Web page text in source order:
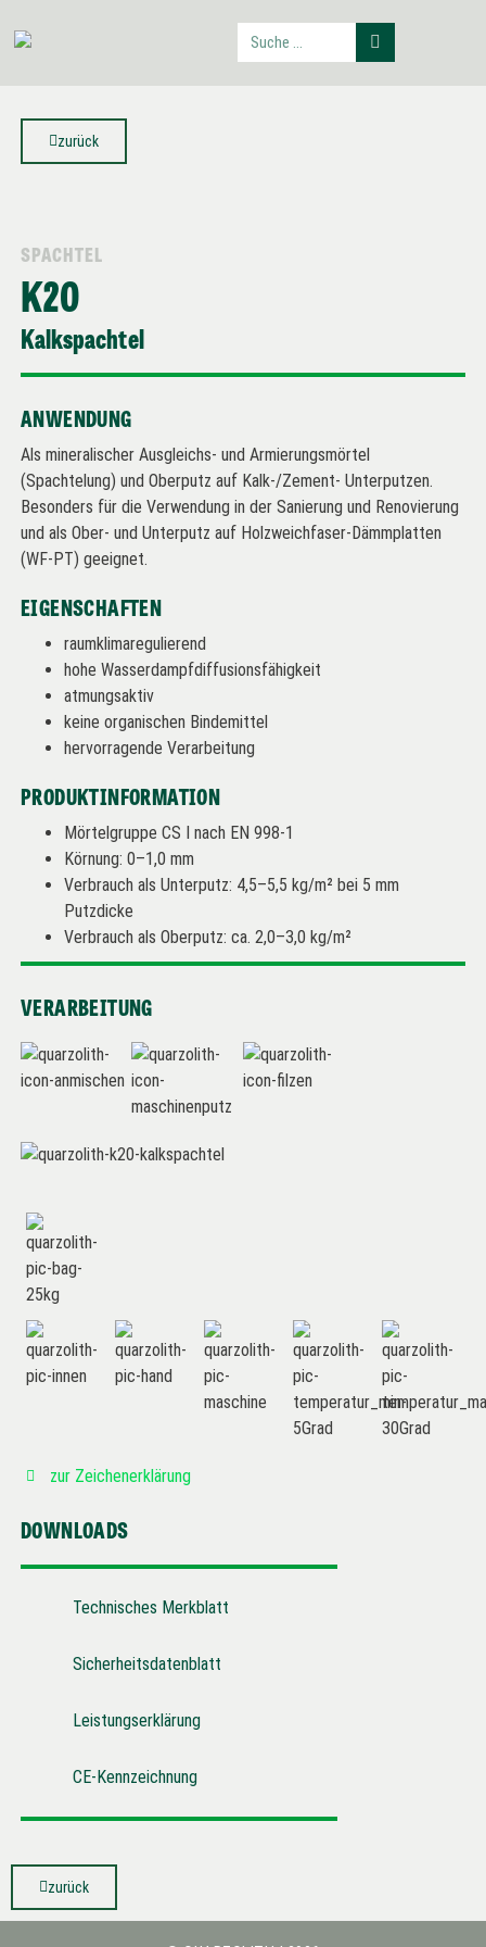
zurück
SPACHTEL
K20
Kalkspachtel
ANWENDUNG
Als mineralischer Ausgleichs- und Armierungsmörtel
(Spachtelung) und Oberputz auf Kalk-/Zement- Unterputzen.
Besonders für die Verwendung in der Sanierung und Renovierung
und als Ober- und Unterputz auf Holzweichfaser-Dämmplatten
(WF-PT) geeignet.
EIGENSCHAFTEN
raumklimaregulierend
hohe Wasserdampfdiffusionsfähigkeit
atmungsaktiv
keine organischen Bindemittel
hervorragende Verarbeitung
PRODUKTINFORMATION
Mörtelgruppe CS I nach EN 998-1
Körnung: 0–1,0 mm
Verbrauch als Unterputz: 4,5–5,5 kg/m² bei 5 mm
Putzdicke
Verbrauch als Oberputz: ca. 2,0–3,0 kg/m²
VERARBEITUNG
zur Zeichenerklärung
DOWNLOADS
Technisches Merkblatt
Sicherheitsdatenblatt
Leistungserklärung
CE-Kennzeichnung
zurück